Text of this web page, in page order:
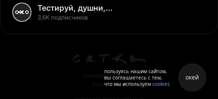
Тестируй, душни,
наслаждайся
3,6K подписчиков
пользовательское
соглашение
пользуясь нашим сайтом,
вы соглашаетесь с тем,
что мы используем cookies
окей